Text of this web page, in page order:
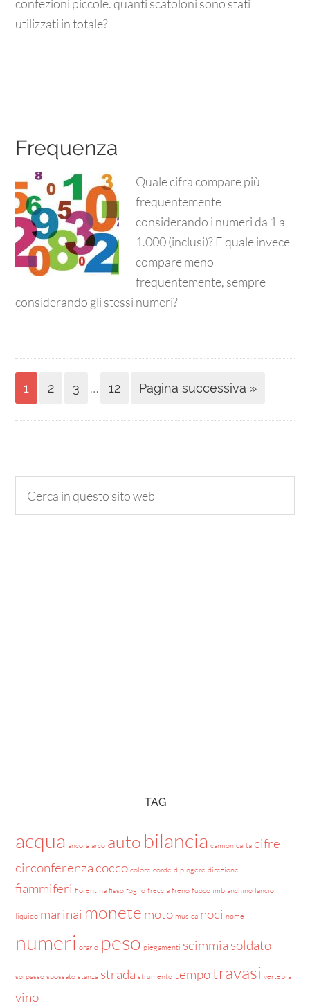
confezioni piccole. quanti scatoloni sono stati
utilizzati in totale?
Frequenza
Quale cifra compare più
frequentemente
considerando i numeri da 1 a
1.000 (inclusi)? E quale invece
compare meno
frequentemente, sempre
considerando gli stessi numeri?
1 2 3 … 12 Pagina successiva »
TAG
acqua ancora arco autobilancia camion carta cifre
circonferenzacocco colore corde dipingere direzione
fiammiferi fiorentina fisso foglio freccia freno fuoco imbianchino lancio
liquido marinai monete moto musica noci nome
numeri orario peso piegamenti scimmia soldato
sorpasso spossato stanza strada strumento tempotravasi vertebra
vino